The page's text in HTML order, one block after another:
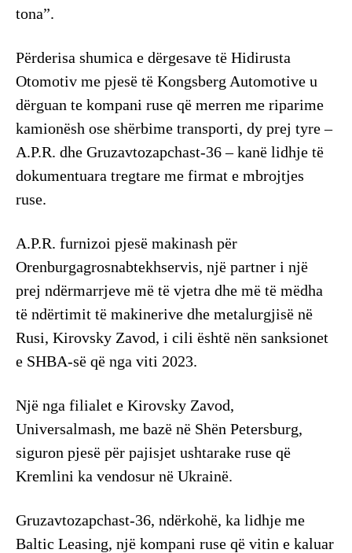
tona”.
Përderisa shumica e dërgesave të Hidirusta
Otomotiv me pjesë të Kongsberg Automotive u
dërguan te kompani ruse që merren me riparime
kamionësh ose shërbime transporti, dy prej tyre –
A.P.R. dhe Gruzavtozapchast-36 – kanë lidhje të
dokumentuara tregtare me firmat e mbrojtjes
ruse.
A.P.R. furnizoi pjesë makinash për
Orenburgagrosnabtekhservis, një partner i një
prej ndërmarrjeve më të vjetra dhe më të mëdha
të ndërtimit të makinerive dhe metalurgjisë në
Rusi, Kirovsky Zavod, i cili është nën sanksionet
e SHBA-së që nga viti 2023.
Një nga filialet e Kirovsky Zavod,
Universalmash, me bazë në Shën Petersburg,
siguron pjesë për pajisjet ushtarake ruse që
Kremlini ka vendosur në Ukrainë.
Gruzavtozapchast-36, ndërkohë, ka lidhje me
Baltic Leasing, një kompani ruse që vitin e kaluar